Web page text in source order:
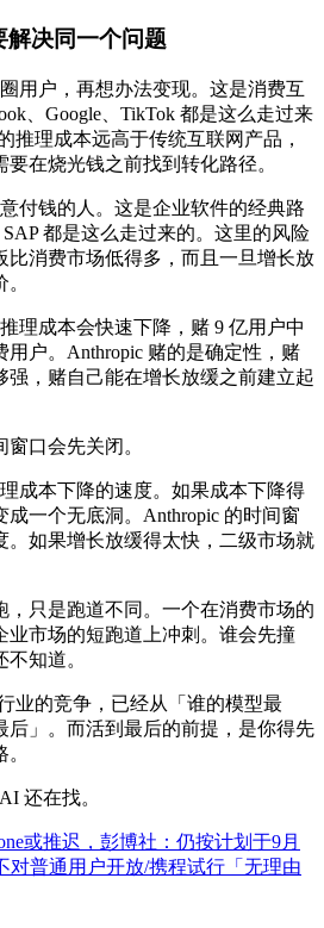
解决同一个问题
用户，再想办法变现。这是消费互
、Google、TikTok 都是这么走过来
推理成本远高于传统互联网产品，
在烧光钱之前找到转化路径。
付钱的人。这是企业软件的经典路
SAP 都是这么走过来的。这里的风险
比消费市场低得多，而且一旦增长放
理成本会快速下降，赌 9 亿用户中
用户。Anthropic 赌的是确定性，赌
强，赌自己能在增长放缓之前建立起
口会先关闭。
成本下降的速度。如果成本下降得
一个无底洞。Anthropic 的时间窗
。如果增长放缓得太快，二级市场就
，只是跑道不同。一个在消费市场的
业市场的短跑道上冲刺。谁会先撞
知道。
业的竞争，已经从「谁的模型最
后」。而活到最后的前提，是你得先
还在找。